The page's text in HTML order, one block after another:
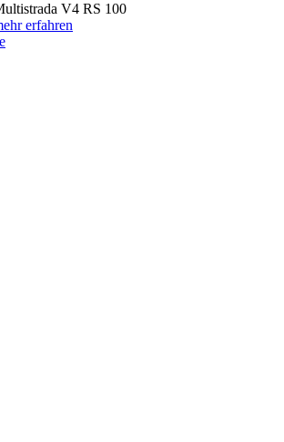
V4 RS 100
erfahren